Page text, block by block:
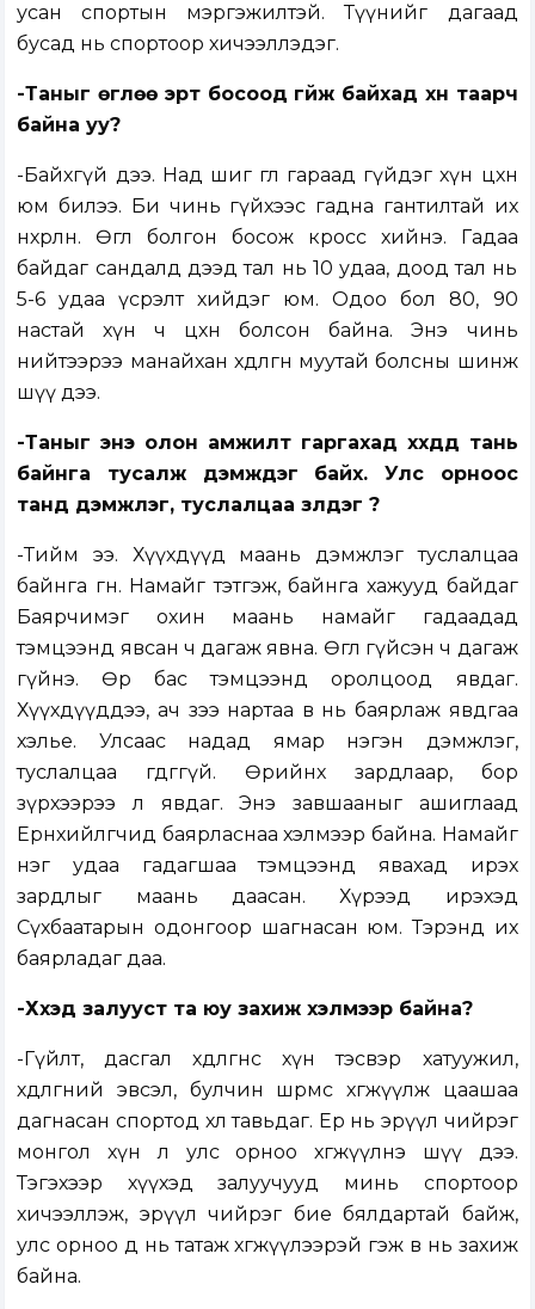
усан спортын мэргэжилтэй. Түүнийг дагаад
бусад нь спортоор хичээллэдэг.
-Таныг өглөө эрт босоод гүйж байхад хүн таарч
байна уу?
-Байхгүй дээ. Над шиг өглөө гараад гүйдэг хүн цөөхөн
юм билээ. Би чинь гүйхээс гадна гантилтай их
нөхөрлөнө. Өглөө болгон босож кросс хийнэ. Гадаа
байдаг сандалд дээд тал нь 10 удаа, доод тал нь
5-6 удаа үсрэлт хийдэг юм. Одоо бол 80, 90
настай хүн ч цөөхөн болсон байна. Энэ чинь
нийтээрээ манайхан хөдөлгөөн муутай болсны шинж
шүү дээ.
-Таныг энэ олон амжилт гаргахад хүүхдүүд тань
байнга тусалж дэмждэг байх. Улс орноос
танд дэмжлэг, туслалцаа үзүүлдэг үү?
-Тийм ээ. Хүүхдүүд маань дэмжлэг туслалцаа
байнга өгнө. Намайг тэтгэж, байнга хажууд байдаг
Баярчимэг охин маань намайг гадаадад
тэмцээнд явсан ч дагаж явна. Өглөө гүйсэн ч дагаж
гүйнэ. Өөрөө бас тэмцээнд оролцоод явдаг.
Хүүхдүүддээ, ач зээ нартаа өвөө нь баярлаж явдгаа
хэлье. Улсаас надад ямар нэгэн дэмжлэг,
туслалцаа өгдөггүй. Өөрийнхөө зардлаар, бор
зүрхээрээ л явдаг. Энэ завшааныг ашиглаад
Ерөнхийлөгчид баярласнаа хэлмээр байна. Намайг
нэг удаа гадагшаа тэмцээнд явахад ирэх
зардлыг маань даасан. Хүрээд ирэхэд
Сүхбаатарын одонгоор шагнасан юм. Тэрэнд их
баярладаг даа.
-Хүүхэд залууст та юу захиж хэлмээр байна?
-Гүйлт, дасгал хөдөлгөөнөөс хүн тэсвэр хатуужил,
хөдөлгөөний эвсэл, булчин шөрмөсөө хөгжүүлж цаашаа
дагнасан спортод хөл тавьдаг. Ер нь эрүүл чийрэг
монгол хүн л улс орноо хөгжүүлнэ шүү дээ.
Тэгэхээр хүүхэд залуучууд минь спортоор
хичээллэж, эрүүл чийрэг бие бялдартай байж,
улс орноо өөд нь татаж хөгжүүлээрэй гэж өвөө нь захиж
байна.